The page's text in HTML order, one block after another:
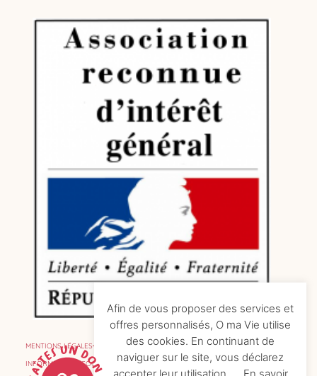
MENTIONS LÉGALES
INFORMATIONS COOKIES
Afin de vous proposer des services et
offres personnalisés, O ma Vie utilise
des cookies. En continuant de
naviguer sur le site, vous déclarez